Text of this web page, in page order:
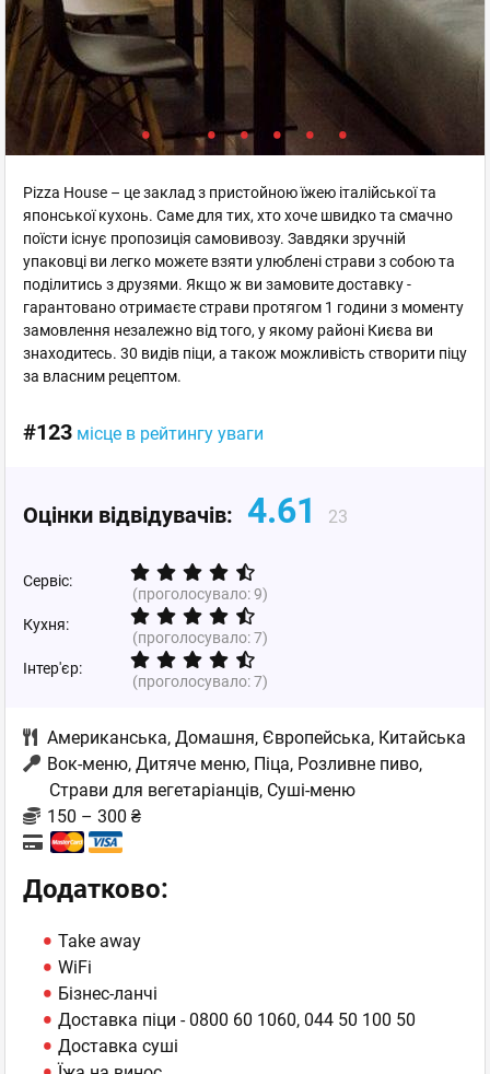
Pizza House – це заклад з пристойною їжею італійської та
японської кухонь. Саме для тих, хто хоче швидко та смачно
поїсти існує пропозиція самовивозу. Завдяки зручній
упаковці ви легко можете взяти улюблені страви з собою та
поділитись з друзями. Якщо ж ви замовите доставку -
гарантовано отримаєте страви протягом 1 години з моменту
замовлення незалежно від того, у якому районі Києва ви
знаходитесь. 30 видів піци, а також можливість створити піцу
за власним рецептом.
#123 місце в рейтингу уваги
Оцінки відвідувачів: 4.61 23
Сервіс:
(проголосувало:9)
Кухня:
(проголосувало:7)
Інтер'єр:
(проголосувало:7)
Американська, Домашня, Європейська, Китайська
Вок-меню, Дитяче меню, Піца, Розливне пиво,
Страви для вегетаріанців, Суші-меню
150 – 300 ₴
Додатково:
Take away
WiFi
Бізнес-ланчі
Доставка піци - 0800 60 1060, 044 50 100 50
Доставка суші